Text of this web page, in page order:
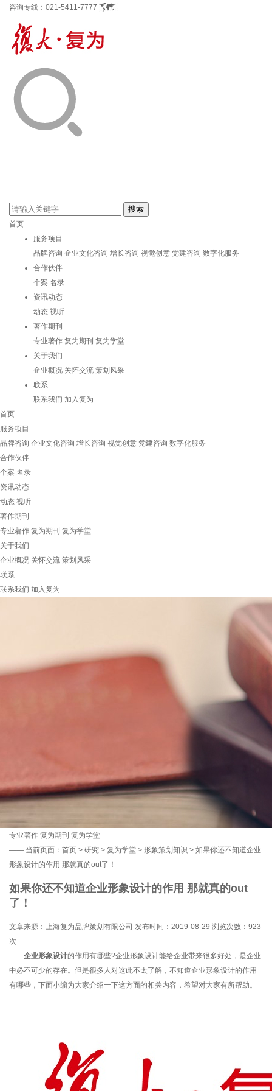
咨询专线： 021-5411-7777
首页
服务项目
品牌咨询 企业文化咨询 增长咨询 视觉创意 党建咨询 数字化服务
合作伙伴
个案 名录
资讯动态
动态 视听
著作期刊
专业著作 复为期刊 复为学堂
关于我们
企业概况 关怀交流 策划风采
联系
联系我们 加入复为
首页
服务项目
品牌咨询 企业文化咨询 增长咨询 视觉创意 党建咨询 数字化服务
合作伙伴
个案 名录
资讯动态
动态 视听
著作期刊
专业著作 复为期刊 复为学堂
关于我们
企业概况 关怀交流 策划风采
联系
联系我们 加入复为
专业著作 复为期刊 复为学堂
—— 当前页面： 首页 > 研究 > 复为学堂 > 形象策划知识 > 如果你还不知道企业
形象设计的作用 那就真的out了！
如果你还不知道企业形象设计的作用 那就真的out
了！
文章来源：上海复为品牌策划有限公司 发布时间：2019-08-29 浏览次数： 923
次
企业形象设计的作用有哪些?企业形象设计能给企业带来很多好处，是企业
中必不可少的存在。但是很多人对这此不太了解，不知道企业形象设计的作用
有哪些，下面小编为大家介绍一下这方面的相关内容，希望对大家有所帮助。